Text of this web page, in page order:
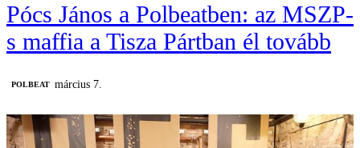
Pócs János a Polbeatben: az MSZP-
s maffia a Tisza Pártban él tovább
‎POLBEAT március 7.